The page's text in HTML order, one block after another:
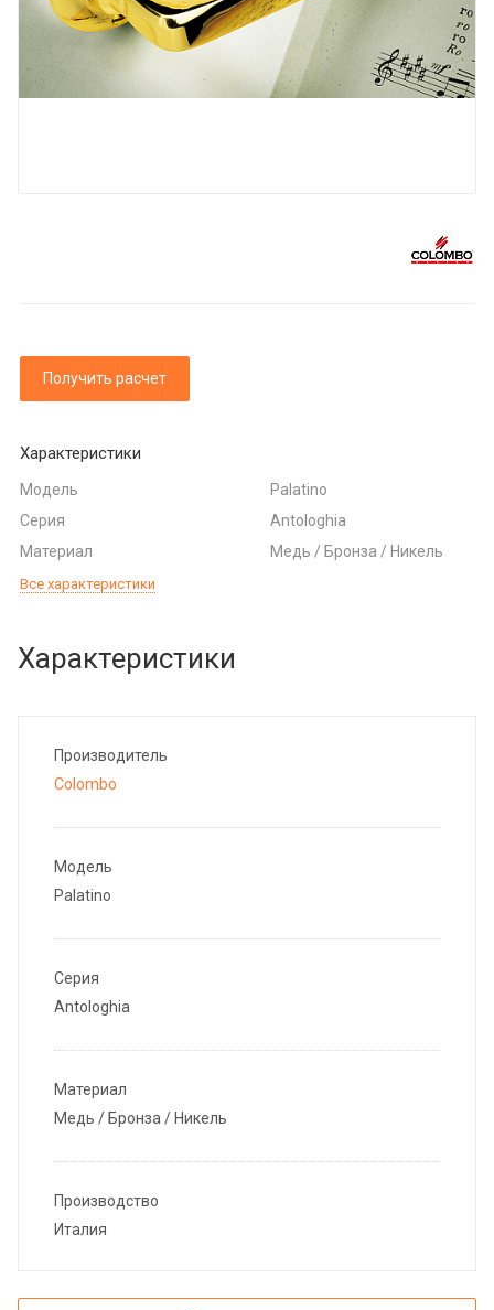
Получить расчет
Характеристики
Модель
Palatino
Серия
Antologhia
Материал
Медь / Бронза / Никель
Все характеристики
Характеристики
Производитель
Colombo
Модель
Palatino
Серия
Antologhia
Материал
Медь / Бронза / Никель
Производство
Италия